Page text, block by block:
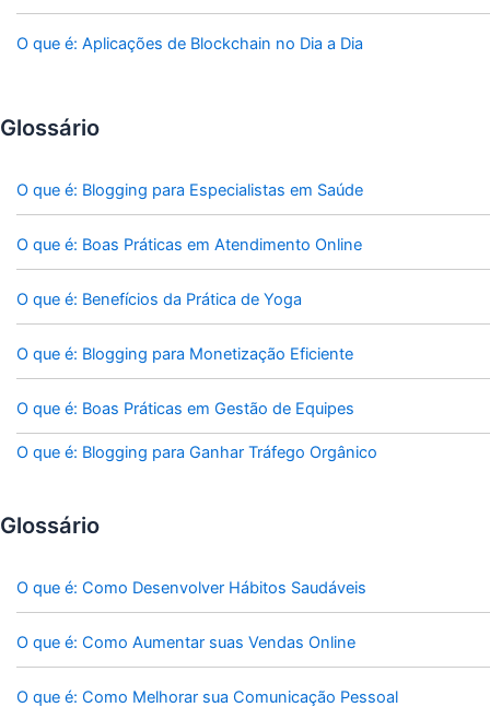
O que é: Aplicações de Blockchain no Dia a Dia
Glossário
O que é: Blogging para Especialistas em Saúde
O que é: Boas Práticas em Atendimento Online
O que é: Benefícios da Prática de Yoga
O que é: Blogging para Monetização Eficiente
O que é: Boas Práticas em Gestão de Equipes
O que é: Blogging para Ganhar Tráfego Orgânico
Glossário
O que é: Como Desenvolver Hábitos Saudáveis
O que é: Como Aumentar suas Vendas Online
O que é: Como Melhorar sua Comunicação Pessoal